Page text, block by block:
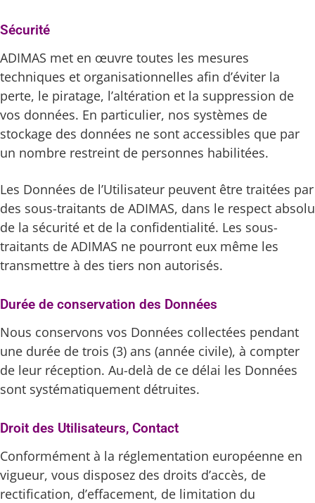
Sécurité
ADIMAS met en œuvre toutes les mesures
techniques et organisationnelles afin d’éviter la
perte, le piratage, l’altération et la suppression de
vos données. En particulier, nos systèmes de
stockage des données ne sont accessibles que par
un nombre restreint de personnes habilitées.
Les Données de l’Utilisateur peuvent être traitées par
des sous-traitants de ADIMAS, dans le respect absolu
de la sécurité et de la confidentialité. Les sous-
traitants de ADIMAS ne pourront eux même les
transmettre à des tiers non autorisés.
Durée de conservation des Données
Nous conservons vos Données collectées pendant
une durée de trois (3) ans (année civile), à compter
de leur réception. Au-delà de ce délai les Données
sont systématiquement détruites.
Droit des Utilisateurs, Contact
Conformément à la réglementation européenne en
vigueur, vous disposez des droits d’accès, de
rectification, d’effacement, de limitation du